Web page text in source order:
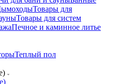
Товары для
Товары для систем
Печное и каминное литье
Теплый пол